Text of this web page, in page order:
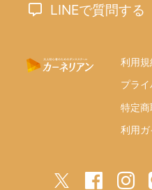
LINEで質問する
利用規
プラ
特定
利用ガ